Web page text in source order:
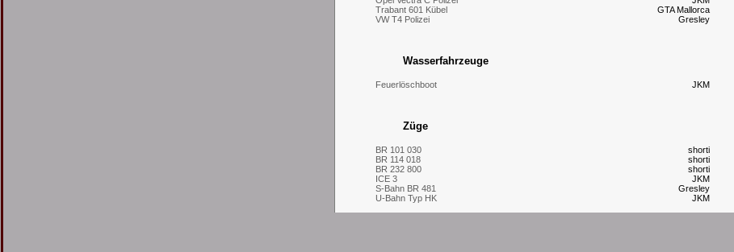
GTA Mallorca
Trabant 601 Kübel
Gresley
VW T4 Polizei
Wasserfahrzeuge
JKM
Feuerlöschboot
Züge
shorti
BR 101 030
shorti
BR 114 018
shorti
BR 232 800
JKM
ICE 3
Gresley
S-Bahn BR 481
JKM
U-Bahn Typ HK